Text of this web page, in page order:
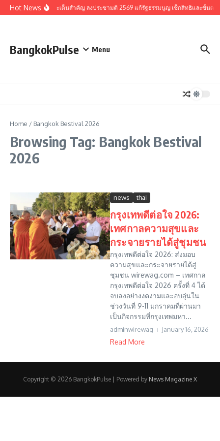
Skip to content
Hot Newsรวมประเด็นสำคัญ ลงประชามติ 2569 แก้รัฐธรรมนูญ เช็กสิทธิและขั้นตอ
BangkokPulse Menu
Home / Bangkok Bestival 2026
Browsing Tag: Bangkok Bestival
2026
news thai
กรุงเทพดีต่อใจ 2026:
เทศกาลความสุขและ
กระจายรายได้สู่ชุมชน
กรุงเทพดีต่อใจ 2026: ส่งมอบ
ความสุขและกระจายรายได้สู่
ชุมชน wirewag.com – เทศกาล
กรุงเทพดีต่อใจ 2026 ครั้งที่ 4 ได้
จบลงอย่างงดงามและอบอุ่นใน
ช่วงวันที่ 9-11 มกราคมที่ผ่านมา
เป็นกิจกรรมที่กรุงเทพมหา...
adminwirewag January 16, 2026
Read More
Copyright © 2026 BangkokPulse | Powered by News Magazine X